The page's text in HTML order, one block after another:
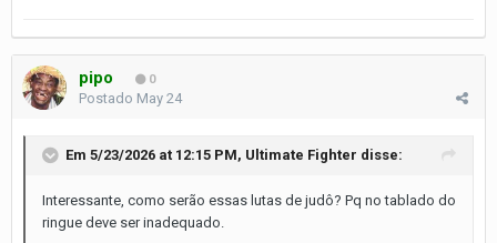
pipo 0
Postado May 24
Em 5/23/2026 at 12:15 PM, Ultimate Fighter disse:
Interessante, como serão essas lutas de judô? Pq no tablado do
ringue deve ser inadequado.